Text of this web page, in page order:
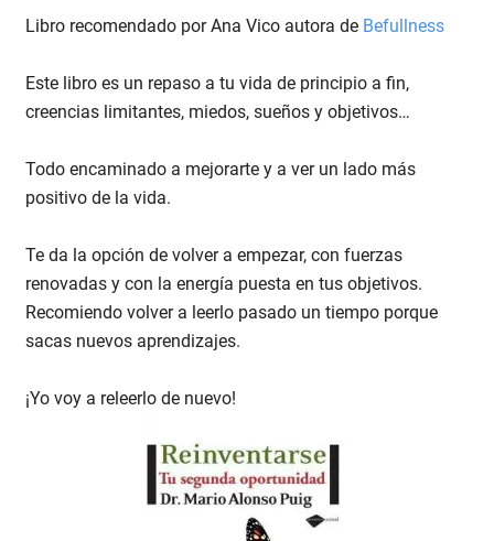
Libro recomendado por Ana Vico autora de Befullness
Este libro es un repaso a tu vida de principio a fin,
creencias limitantes, miedos, sueños y objetivos…
Todo encaminado a mejorarte y a ver un lado más
positivo de la vida.
Te da la opción de volver a empezar, con fuerzas
renovadas y con la energía puesta en tus objetivos.
Recomiendo volver a leerlo pasado un tiempo porque
sacas nuevos aprendizajes.
¡Yo voy a releerlo de nuevo!